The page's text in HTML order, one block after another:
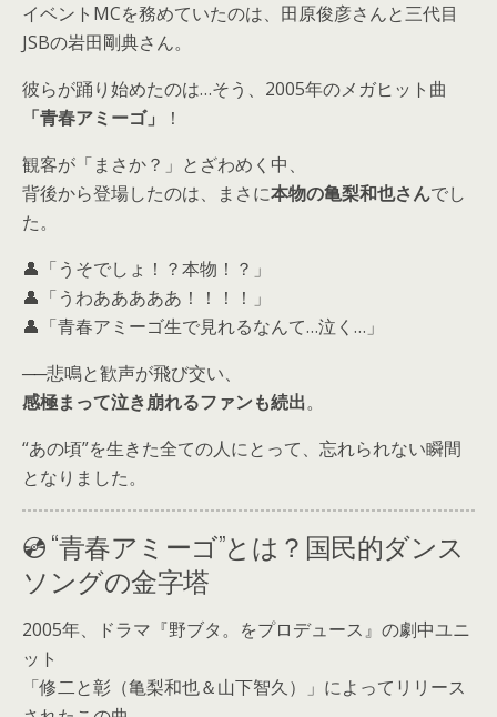
イベントMCを務めていたのは、田原俊彦さんと三代目
JSBの岩田剛典さん。
彼らが踊り始めたのは…そう、2005年のメガヒット曲
「青春アミーゴ」
！
観客が「まさか？」とざわめく中、
背後から登場したのは、まさに本物の亀梨和也さんでし
た。
👤「うそでしょ！？本物！？」
👤「うわあああああ！！！！」
👤「青春アミーゴ生で見れるなんて…泣く…」
──悲鳴と歓声が飛び交い、
感極まって泣き崩れるファンも続出。
“あの頃”を生きた全ての人にとって、忘れられない瞬間
となりました。
💿 “青春アミーゴ”とは？国民的ダンス
ソングの金字塔
2005年、ドラマ『野ブタ。をプロデュース』の劇中ユニ
ット
「修二と彰（亀梨和也＆山下智久）」によってリリース